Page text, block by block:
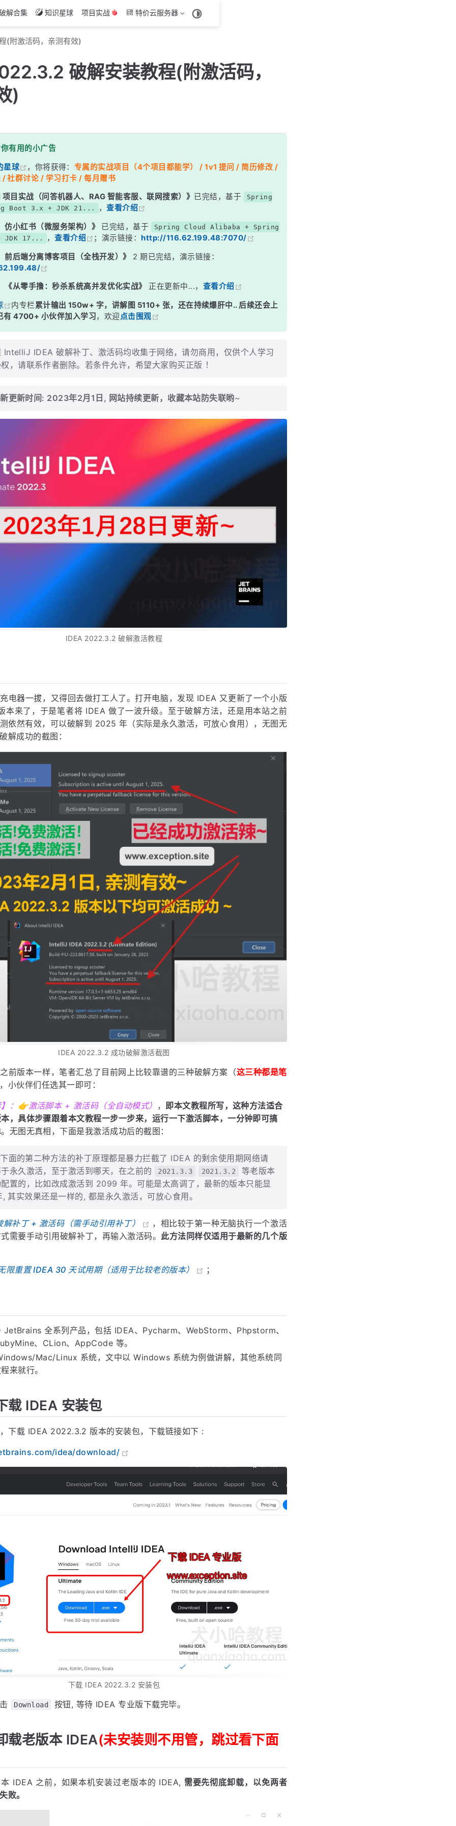
解合集 知识星球 项目实战 特价云服务器
(附激活码，亲测有效)
破解安装教程(附激活码，
)
有用的小广告
星球 ，你将获得： 专属的实战项目（4个项目都能学） / 1v1 提问 / 简历修改 /
社群讨论 / 学习打卡 / 每月赠书
目实战（问答机器人、RAG 智能客服、联网搜索）》 已完结，基于
Spring
Boot 3.x + JDK 21...
，查看介绍
仿小红书（微服务架构）》 已完结，基于
Spring Cloud Alibaba + Spring
JDK 17...
，查看介绍 ；演示链接：http://116.62.199.48:7070/
前后端分离博客项目（全栈开发）》
2 期已完结，演示链接：
《从零手撸：秒杀系统高并发优化实战》 正在更新中...， 查看介绍
内专栏累计输出 150w+ 字，讲解图 5110+ 张，还在持续爆肝中.. 后续还会上
有 4700+ 小伙伴加入学习，欢迎点击围观
IntelliJ IDEA 破解补丁、激活码均收集于网络，请勿商用，仅供个人学习
，请联系作者删除。若条件允许，希望大家购买正版 ！
更新时间: 2023年2月1日, 网站持续更新，收藏本站防失联哟~
IDEA 2022.3.2 破解激活教程
电器一拔，又得回去做打工人了。打开电脑，发现 IDEA 又更新了一个小版
来了，于是笔者将 IDEA 做了一波升级。至于破解方法，还是用本站之前
依然有效，可以破解到 2025 年（实际是永久激活，可放心食用），无图无
解成功的截图：
IDEA 2022.3.2 成功破解激活截图
前版本一样，笔者汇总了目前网上比较靠谱的三种破解方案（这三种都是笔
小伙伴们任选其一即可：
：👉激活脚本 + 激活码（全自动模式） ， 即本文教程所写，这种方法适合
，具体步骤跟着本文教程一步一步来，运行一下激活脚本，一分钟即可搞
。无图无真相，下面是我激活成功后的截图：
面的第二种方法的补丁原理都是暴力拦截了 IDEA 的剩余使用期网络请
永久激活，至于激活到哪天，在之前的
2021.3.3 2021.3.2
等老版本
置的，比如改成激活到 2099 年。可能是太高调了，最新的版本只能显
其实效果还是一样的, 都是永久激活，可放心食用。
解补丁 + 激活码（需手动引用补丁）
，相比较于第一种无脑执行一个激活
需要手动引用破解补丁，再输入激活码。 此方法同样仅适用于最新的几个版
限重置 IDEA 30 天试用期（适用于比较老的版本） ；
JetBrains 全系列产品，包括 IDEA、Pycharm、WebStorm、Phpstorm、
、CLion、AppCode 等。
Mac/Linux 系统，文中以 Windows 系统为例做讲解，其他系统同
来就行。
载 IDEA 安装包
下载 IDEA 2022.3.2 版本的安装包，下载链接如下 :
idea/download/
下载 IDEA 2022.3.2 安装包
Download 按钮, 等待 IDEA 专业版下载完毕。
载老版本 IDEA(未安装则不用管，跳过看下面
IDEA 之前，如果本机安装过老版本的 IDEA, 需要先彻底卸载，以免两者
败。